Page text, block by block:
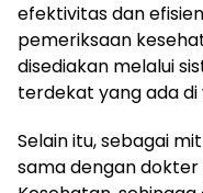
efektivitas dan
pemeriksaan
disediakan melalui
terdekat yang ada
Selain itu, sebagai
sama dengan dokter